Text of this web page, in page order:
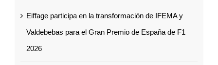
Eiffage participa en la transformación de IFEMA y
Valdebebas para el Gran Premio de España de F1
2026